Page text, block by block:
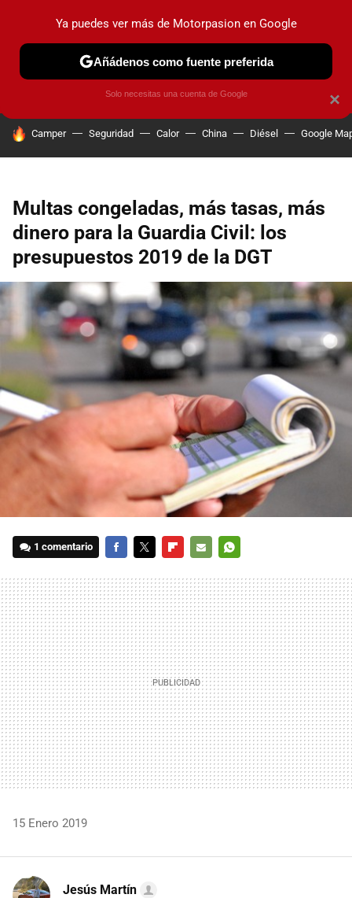
PRUEBAS COCHES ELÉCTRICOS OBSERVATORIO
HOY SE HABLA DE
Camper Seguridad Calor China Diésel Google
Multas congeladas, más tasas, más
dinero para la Guardia Civil: los
presupuestos 2019 de la DGT
1 comentario
MAIL
15 Enero 2019
Jesús Martín
×
Ya puedes ver más de Motorpasion en Google
Añádenos como fuente preferida
Solo necesitas una cuenta de Google